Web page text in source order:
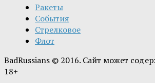
Ракеты
События
Стрелковое
Флот
BadRussians © 2016. Сайт может
18+